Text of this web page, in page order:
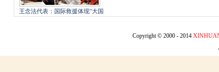
王念法代表：国际救援体现“大国
Copyright © 2000 - 2014